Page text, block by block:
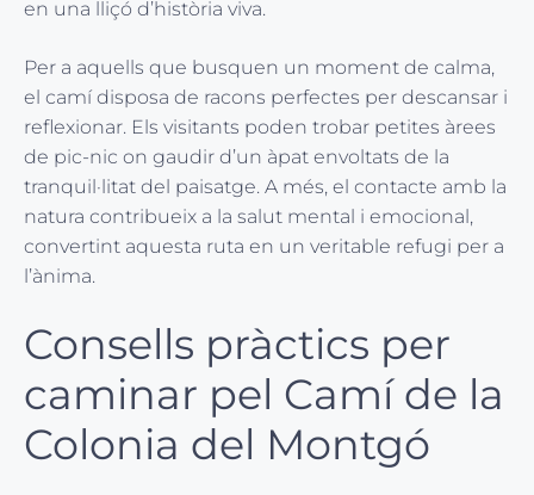
en una lliçó d’història viva.
Per a aquells que busquen un moment de calma,
el camí disposa de racons perfectes per descansar i
reflexionar. Els visitants poden trobar petites àrees
de pic-nic on gaudir d’un àpat envoltats de la
tranquil·litat del paisatge. A més, el contacte amb la
natura contribueix a la salut mental i emocional,
convertint aquesta ruta en un veritable refugi per a
l’ànima.
Consells pràctics per
caminar pel Camí de la
Colonia del Montgó